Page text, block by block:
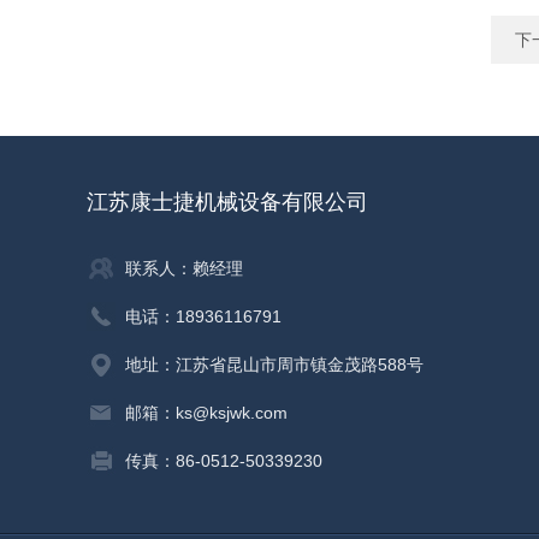
下
江苏康士捷机械设备有限公司
联系人：赖经理
电话：18936116791
地址：江苏省昆山市周市镇金茂路588号
邮箱：ks@ksjwk.com
传真：86-0512-50339230